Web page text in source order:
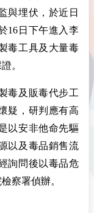
與埋伏，於近日
16日下午進入李
毒工具及大量毒
。
毒及販毒代步工
疑，研判應有高
以安非他命先驅
以及毒品銷售流
詢問後以毒品危
察署偵辦。